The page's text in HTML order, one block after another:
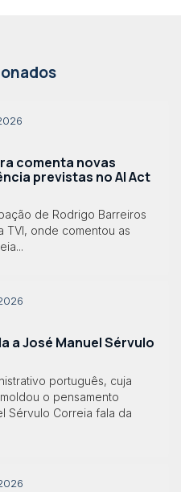
comenta novas
previstas no AI Act
de Rodrigo Barreiros
TVI, onde comentou as
a José Manuel Sérvulo
português, cuja
o pensamento
Sérvulo Correia fala da